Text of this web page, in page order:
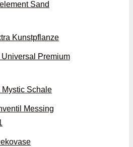
Sand
Kunstpflanze
Premium
Mystic Schale
Messing